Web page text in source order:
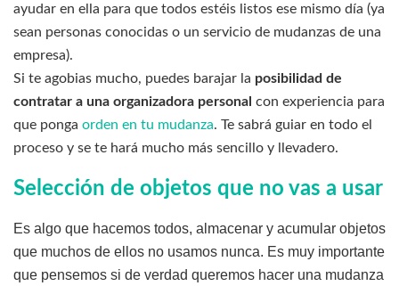
ayudar en ella para que todos estéis listos ese mismo día (ya
sean personas conocidas o un servicio de mudanzas de una
empresa).
Si te agobias mucho, puedes barajar la posibilidad de
contratar a una organizadora personal con experiencia para
que ponga orden en tu mudanza. Te sabrá guiar en todo el
proceso y se te hará mucho más sencillo y llevadero.
Selección de objetos que no vas a usar
Es algo que hacemos todos, almacenar y acumular objetos
que muchos de ellos no usamos nunca. Es muy importante
que pensemos si de verdad queremos hacer una mudanza